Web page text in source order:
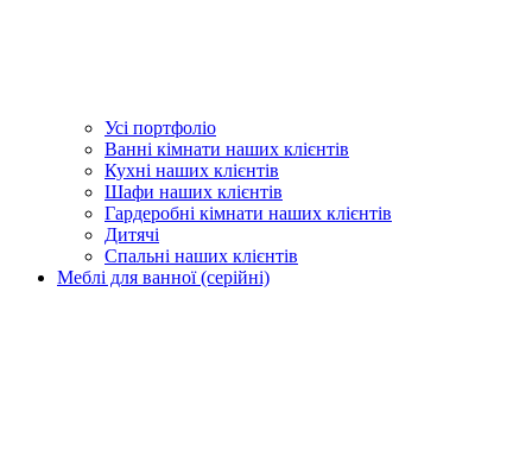
Усі портфоліо
Ванні кімнати наших клієнтів
Кухні наших клієнтів
Шафи наших клієнтів
Гардеробні кімнати наших клієнтів
Дитячі
Спальні наших клієнтів
Меблі для ванної (серійні)